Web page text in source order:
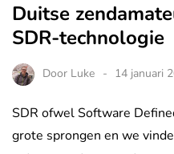
Duitse
SDR-technologie
Door Luke 14 januari
SDR ofwel Software
grote sprongen en we